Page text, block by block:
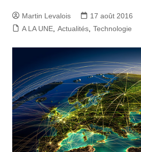
Martin Levalois
17 août 2016
A LA UNE, Actualités, Technologie